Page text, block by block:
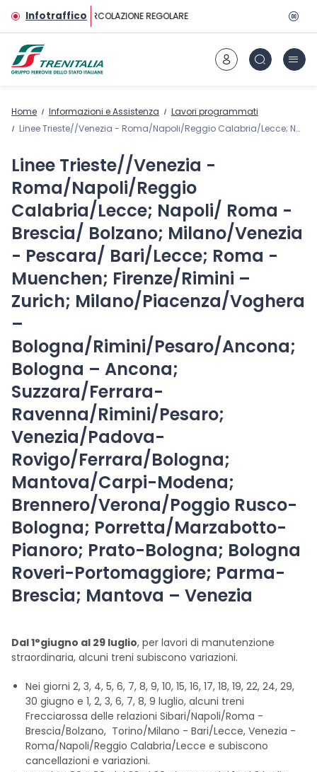
Vai al contenuto principale
InfotrafficoCIRCOLAZIONE REGOLARE
Home Informazioni e Assistenza
Lavori programmati
Linee Trieste//Venezia - Roma/Napoli/Reggio Calabria/Lecce; Napoli/ Roma - Brescia/ Bolzano; Milano/Venezia - Pescara/ Bari/Lecce; Roma - Muenchen; Firenze/Rimini – Zurich; Milano/Piacenza/Voghera – Bologna/Rimini/Pesaro/Ancona; Bologna – Ancona; Suzzara/Ferrara-Ravenna/Rimini/Pesaro; Venezia/Padova-Rovigo/Ferrara/Bologna; Mantova/Carpi-Modena; Brennero/Verona/Poggio Rusco-Bologna; Porretta/Marzabotto-Pianoro; Prato-Bologna; Bologna Roveri-Portomaggiore; Parma-Brescia; Mantova – Venezia
Linee Trieste//Venezia -
Roma/Napoli/Reggio
Calabria/Lecce; Napoli/ Roma -
Brescia/ Bolzano; Milano/Venezia
- Pescara/ Bari/Lecce; Roma -
Muenchen; Firenze/Rimini –
Zurich; Milano/Piacenza/Voghera
–
Bologna/Rimini/Pesaro/Ancona;
Bologna – Ancona;
Suzzara/Ferrara-
Ravenna/Rimini/Pesaro;
Venezia/Padova-
Rovigo/Ferrara/Bologna;
Mantova/Carpi-Modena;
Brennero/Verona/Poggio Rusco-
Bologna; Porretta/Marzabotto-
Pianoro; Prato-Bologna; Bologna
Roveri-Portomaggiore; Parma-
Brescia; Mantova – Venezia
Dal 1°giugno al 29 luglio, per lavori di manutenzione
straordinaria, alcuni treni subiscono variazioni.
Nei giorni 2, 3, 4, 5, 6, 7, 8, 9, 10, 15, 16, 17, 18, 19, 22, 24, 29,
30 giugno e 1, 2, 3, 6, 7, 8, 9 luglio, alcuni treni
Frecciarossa delle relazioni Sibari/Napoli/Roma -
Brescia/Bolzano, Torino/Milano - Bari/Lecce, Venezia -
Roma/Napoli/Reggio Calabria/Lecce e subiscono
cancellazioni e variazioni.